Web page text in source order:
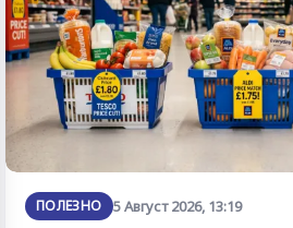
ПОЛЕЗНО 5 Август 2026, 13:19